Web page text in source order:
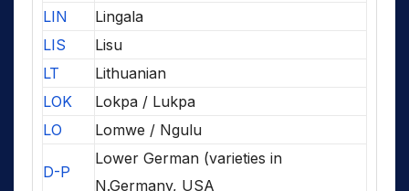
LIN
Lingala
LIS
Lisu
LT
Lithuanian
LOK
Lokpa / Lukpa
LO
Lomwe / Ngulu
D-P
Lower German (varieties in
N.Germany, USA